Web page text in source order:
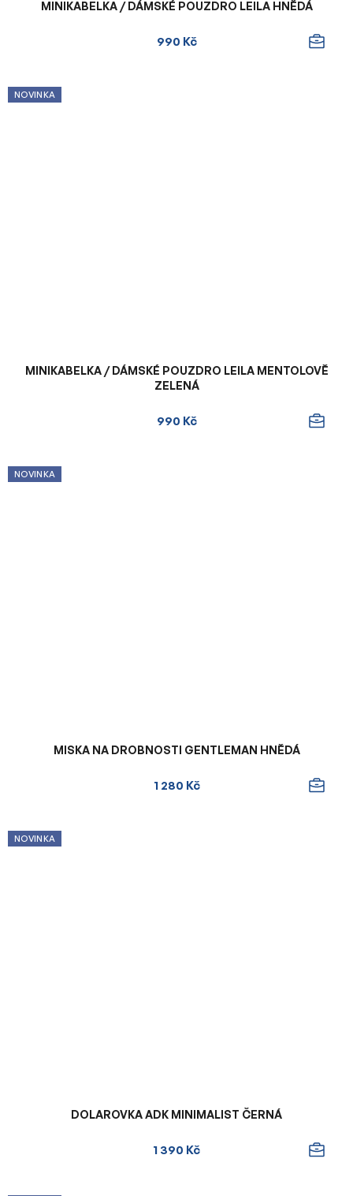
MINIKABELKA / DÁMSKÉ POUZDRO LEILA HNĚDÁ
990 Kč
NOVINKA
MINIKABELKA / DÁMSKÉ POUZDRO LEILA MENTOLOVĚ
ZELENÁ
990 Kč
NOVINKA
MISKA NA DROBNOSTI GENTLEMAN HNĚDÁ
1 280 Kč
NOVINKA
DOLAROVKA ADK MINIMALIST ČERNÁ
1 390 Kč